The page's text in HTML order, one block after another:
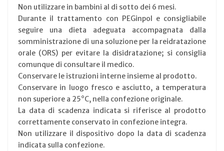
Non utilizzare in bambini al di sotto dei 6 mesi.
Durante il trattamento con PEGinpol e consigliabile
seguire una dieta adeguata accompagnata dalla
somministrazione di una soluzione per la reidratazione
orale (ORS) per evitare la disidratazione; si consiglia
comunque di consultare il medico.
Conservare le istruzioni interne insieme al prodotto.
Conservare in luogo fresco e asciutto, a temperatura
non superiore a 25°C, nella confezione originale.
La data di scadenza indicata si riferisce al prodotto
correttamente conservato in confezione integra.
Non utilizzare il dispositivo dopo la data di scadenza
indicata sulla confezione.